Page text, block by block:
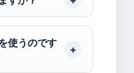
使うのです